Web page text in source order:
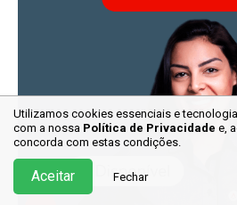
Utilizamos cookies essenciais e
com a nossa Política de Privacidade e,
concorda com estas condições.
Aceitar Fechar